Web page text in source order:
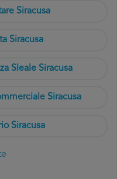
Siracusa
Siracusa
Sleale Siracusa
Siracusa
Siracusa